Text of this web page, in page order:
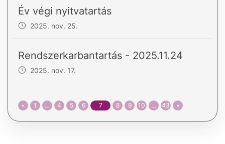
Év végi nyitvatartás
2025. nov. 25.
Rendszerkarbantartás - 2025.11.24
2025. nov. 17.
« 1 … 4 5 6 7 8 9 10 … 43 »